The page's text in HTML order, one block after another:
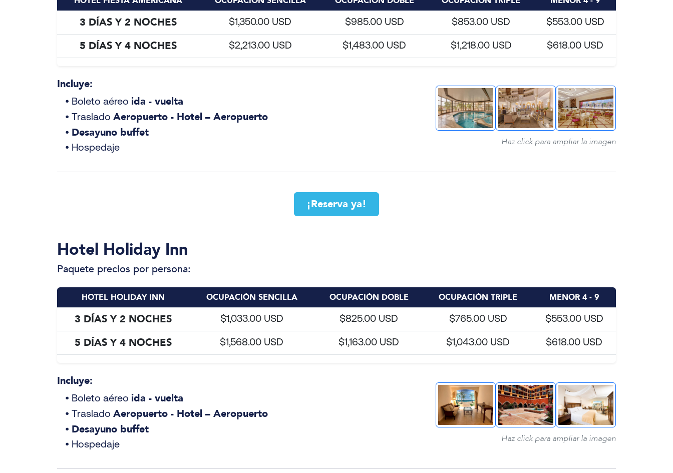
3 DÍAS Y 2 NOCHES $1,350.00 USD $985.00 USD $853.00 USD $553.00 USD
5 DÍAS Y 4 NOCHES $2,213.00 USD $1,483.00 USD $1,218.00 USD $618.00 USD
Incluye:
• Boleto aéreo ida - vuelta
• Traslado Aeropuerto - Hotel – Aeropuerto
• Desayuno buffet
• Hospedaje
Haz click para ampliar la imagen
¡Reserva ya!
Hotel Holiday Inn
Paquete precios por persona:
HOTEL HOLIDAY INN OCUPACIÓN SENCILLA OCUPACIÓN DOBLE OCUPACIÓN TRIPLE MENOR 4 - 9
3 DÍAS Y 2 NOCHES $1,033.00 USD $825.00 USD $765.00 USD $553.00 USD
5 DÍAS Y 4 NOCHES $1,568.00 USD $1,163.00 USD $1,043.00 USD $618.00 USD
Incluye:
• Boleto aéreo ida - vuelta
• Traslado Aeropuerto - Hotel – Aeropuerto
• Desayuno buffet
• Hospedaje
Haz click para ampliar la imagen